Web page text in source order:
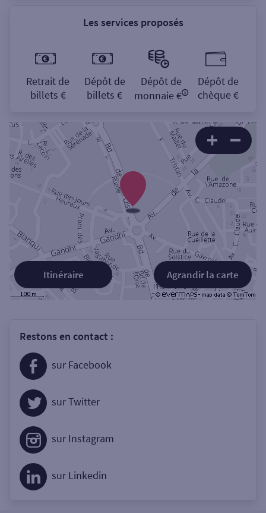
Les services proposés
Retrait de
billets €
Dépôt de
billets €
Dépôt de
monnaie €
Dépôt de
chèque €
Agrandir la carte
Itinéraire
Restons en contact :
sur Facebook
sur Twitter
sur Instagram
sur Linkedin